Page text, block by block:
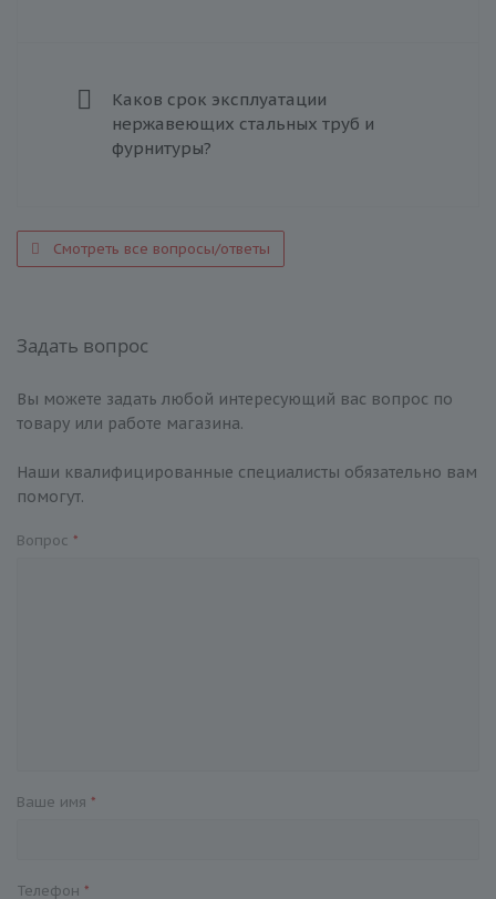
Каков срок эксплуатации
нержавеющих стальных труб и
фурнитуры?
Смотреть все вопросы/ответы
Задать вопрос
Вы можете задать любой интересующий вас вопрос по
товару или работе магазина.
Наши квалифицированные специалисты обязательно вам
помогут.
Вопрос *
Ваше имя *
Телефон *